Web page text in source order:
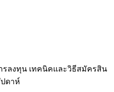
รลงทุน เทคนิคและวิธีสมัครสิน
ดาห์